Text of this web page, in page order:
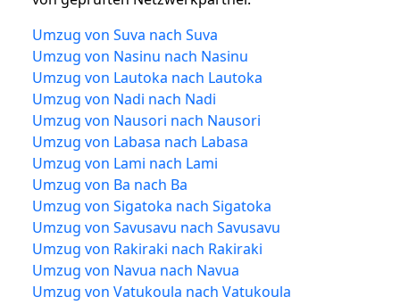
Umzug von Suva nach Suva
Umzug von Nasinu nach Nasinu
Umzug von Lautoka nach Lautoka
Umzug von Nadi nach Nadi
Umzug von Nausori nach Nausori
Umzug von Labasa nach Labasa
Umzug von Lami nach Lami
Umzug von Ba nach Ba
Umzug von Sigatoka nach Sigatoka
Umzug von Savusavu nach Savusavu
Umzug von Rakiraki nach Rakiraki
Umzug von Navua nach Navua
Umzug von Vatukoula nach Vatukoula